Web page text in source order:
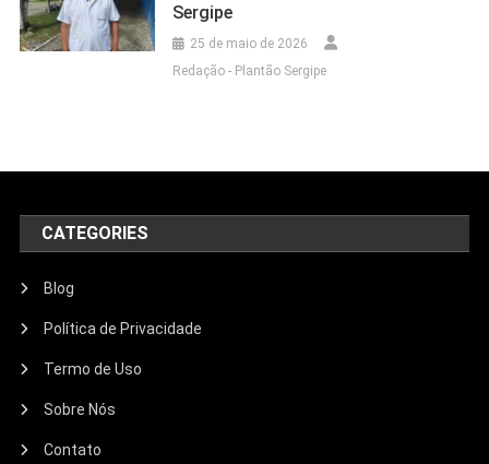
Sergipe
25 de maio de 2026
Redação - Plantão Sergipe
CATEGORIES
Blog
Política de Privacidade
Termo de Uso
Sobre Nós
Contato